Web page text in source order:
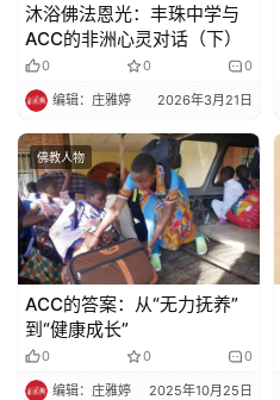
沐浴佛法恩光：丰珠中学与
ACC的非洲心灵对话（下）
0 0 0
编辑：庄雅婷 2026年3月21日
佛教人物
​ACC的答案：从“无力抚养”
到“健康成长”​​
0 0 0
编辑：庄雅婷 2025年10月25日